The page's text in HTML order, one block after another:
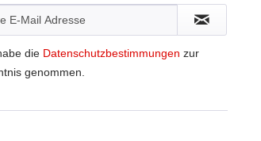
die Datenschutzbestimmungen zur
genommen.